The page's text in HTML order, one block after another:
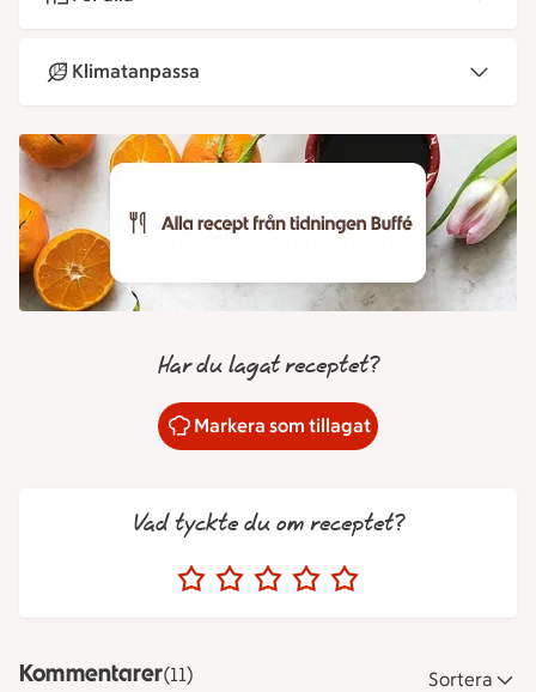
Klimatanpassa
Har du lagat receptet?
Markera som tillagat
Vad tyckte du om receptet?
Kommentarer(11) Sortera